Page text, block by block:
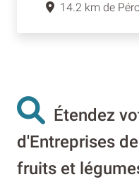
14.2 km de
Étendez
d'Entreprises
fruits et